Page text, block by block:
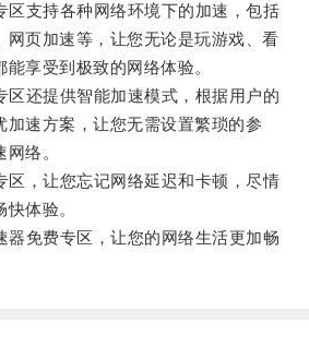
支持各种网络环境下的加速，包括
网页加速等，让您无论是玩游戏、看
享受到极致的网络体验。
还提供智能加速模式，根据用户的
加速方案，让您无需设置繁琐的参
络。
，让您忘记网络延迟和卡顿，尽情
体验。
免费专区，让您的网络生活更加畅